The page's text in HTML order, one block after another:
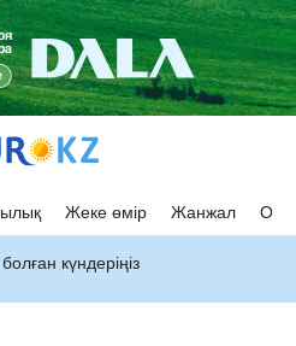
Жеке өмір Жанжал
күндеріңіз